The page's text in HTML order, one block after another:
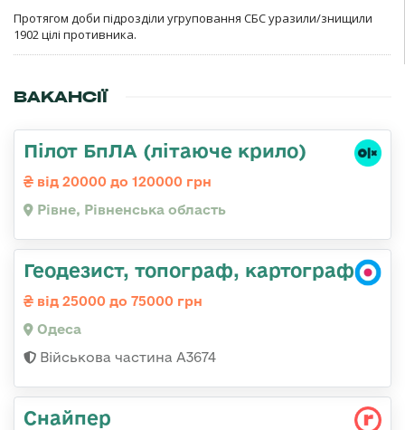
Протягом доби підрозділи угруповання СБС уразили/знищили
1902 цілі противника.
ВАКАНСІЇ
Пілот БпЛА (літаюче крило)
від 20000 до 120000 грн
Рівне, Рівненська область
Геодезист, топограф, картограф
від 25000 до 75000 грн
Одеса
Військова частина А3674
Снайпер